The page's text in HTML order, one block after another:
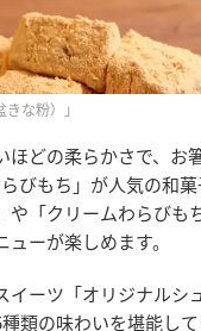
な粉）」
ほどの柔らかさで、お
びもち」が人気の和菓
や「クリームわらびも
ーが楽しめます。
ーツ「オリジナルシ
類の味わいを堪能し